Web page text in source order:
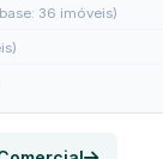
36 imóveis)